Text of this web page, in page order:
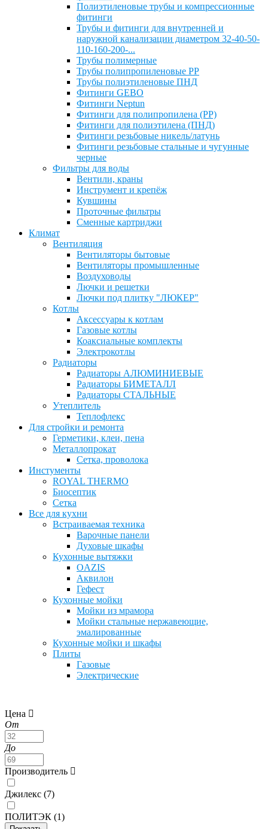
Полиэтиленовые трубы и компрессионные
фитинги
Трубы и фитинги для внутренней и
наружной канализации диаметром 32-40-50-
110-160-200-...
Трубы полимерные
Трубы полипропиленовые PP
Трубы полиэтиленовые ПНД
Фитинги GEBO
Фитинги Neptun
Фитинги для полипропилена (PP)
Фитинги для полиэтилена (ПНД)
Фитинги резьбовые никель/латунь
Фитинги резьбовые стальные и чугунные
черные
Фильтры для воды
Вентили, краны
Инструмент и крепёж
Кувшины
Проточные фильтры
Сменные картриджи
Климат
Вентиляция
Вентиляторы бытовые
Вентиляторы промышленные
Воздуховоды
Лючки и решетки
Лючки под плитку "ЛЮКЕР"
Котлы
Аксессуары к котлам
Газовые котлы
Коаксиальные комплекты
Электрокотлы
Радиаторы
Радиаторы АЛЮМИНИЕВЫЕ
Радиаторы БИМЕТАЛЛ
Радиаторы СТАЛЬНЫЕ
Утеплитель
Теплофлекс
Для стройки и ремонта
Герметики, клеи, пена
Металлопрокат
Сетка, проволока
Инстументы
ROYAL THERMO
Биосептик
Сетка
Все для кухни
Встраиваемая техника
Варочные панели
Духовые шкафы
Кухонные вытяжки
OAZIS
Аквилон
Гефест
Кухонные мойки
Мойки из мрамора
Мойки стальные нержавеющие,
эмалированные
Кухонные мойки и шкафы
Плиты
Газовые
Электрические
Цена
От
До
Производитель
Джилекс (7)
ПОЛИТЭК (1)